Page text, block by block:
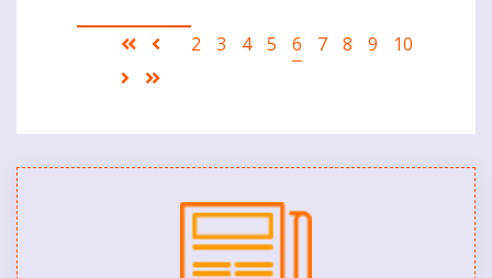
Pagination
First
page
Ankstesnis
Puslapis
2 Puslapis
3 Puslapis
4 Puslapis
5
Current
6 Puslapis
7 Puslapis
8 Puslapis
9 Puslapis
10
Sekantis